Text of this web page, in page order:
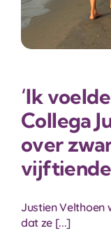
‘Ik
Collega
over
vijftiende
Justien Velthoen
dat ze [...]